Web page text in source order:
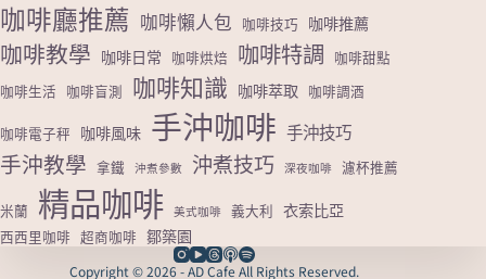
咖啡廳推薦 咖啡懶人包 咖啡技巧 咖啡推薦
咖啡教學 咖啡日常 咖啡烘焙 咖啡特調 咖啡甜點
咖啡生活 咖啡盲測 咖啡知識 咖啡萃取 咖啡調酒
咖啡電子秤 咖啡風味 手沖咖啡 手沖技巧
手沖教學 拿鐵 沖煮參數 沖煮技巧 深夜咖啡 濾杯推薦
米蘭 精品咖啡 美式咖啡 義大利 衣索比亞
西西里咖啡 超商咖啡 鄒築園
Copyright © 2026 - AD Cafe All Rights Reserved.